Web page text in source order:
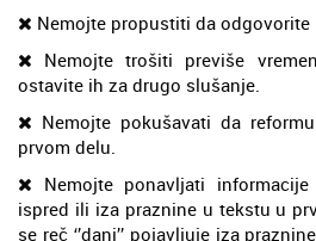
Nemojte propustiti da odgovorite
Nemojte trošiti previše
ostavite ih za drugo slušanje.
Nemojte pokušavati da
prvom delu.
Nemojte ponavljati
ispred ili iza praznine u tekstu u
se reč ‘’dani’’ pojavljuje iza